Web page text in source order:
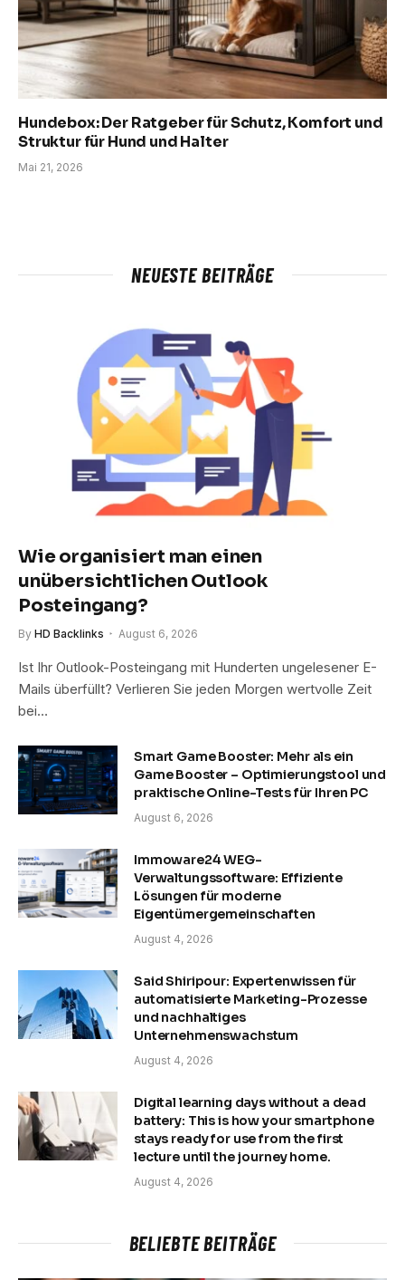
Hundebox: Der Ratgeber für Schutz, Komfort und
Struktur für Hund und Halter
Mai 21, 2026
NEUESTE BEITRÄGE
Wie organisiert man einen
unübersichtlichen Outlook
Posteingang?
By HD Backlinks August 6, 2026
Ist Ihr Outlook-Posteingang mit Hunderten ungelesener E-
Mails überfüllt? Verlieren Sie jeden Morgen wertvolle Zeit
bei…
Smart Game Booster: Mehr als ein
Game Booster – Optimierungstool und
praktische Online-Tests für Ihren PC
August 6, 2026
Immoware24 WEG-
Verwaltungssoftware: Effiziente
Lösungen für moderne
Eigentümergemeinschaften
August 4, 2026
Said Shiripour: Expertenwissen für
automatisierte Marketing-Prozesse
und nachhaltiges
Unternehmenswachstum
August 4, 2026
Digital learning days without a dead
battery: This is how your smartphone
stays ready for use from the first
lecture until the journey home.
August 4, 2026
BELIEBTE BEITRÄGE